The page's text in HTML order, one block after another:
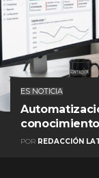
ES NOTICIA
conocimiento
POR REDACCIÓN